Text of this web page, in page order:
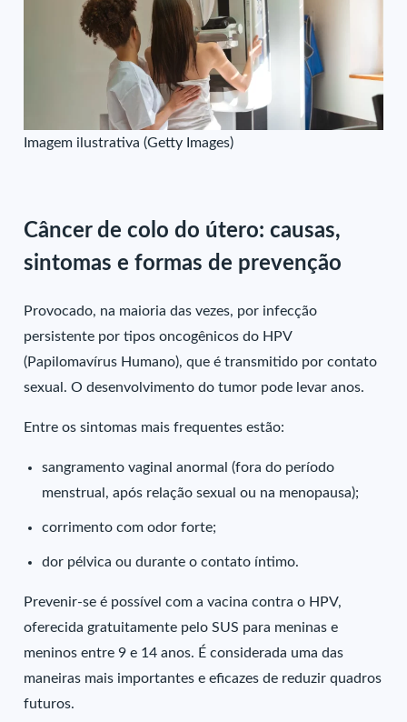
Imagem ilustrativa (Getty Images)
Câncer de colo do útero: causas,
sintomas e formas de prevenção
Provocado, na maioria das vezes, por infecção
persistente por tipos oncogênicos do HPV
(Papilomavírus Humano), que é transmitido por contato
sexual. O desenvolvimento do tumor pode levar anos.
Entre os sintomas mais frequentes estão:
sangramento vaginal anormal (fora do período
menstrual, após relação sexual ou na menopausa);
corrimento com odor forte;
dor pélvica ou durante o contato íntimo.
Prevenir-se é possível com a vacina contra o HPV,
oferecida gratuitamente pelo SUS para meninas e
meninos entre 9 e 14 anos. É considerada uma das
maneiras mais importantes e eficazes de reduzir quadros
futuros.